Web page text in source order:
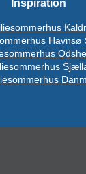
Havnsø